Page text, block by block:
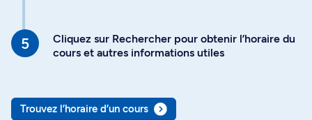
Cliquez sur Rechercher pour obtenir l’horaire du
cours et autres informations utiles
Trouvez l’horaire d’un cours